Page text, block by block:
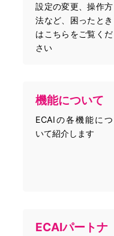
設定の変更、操作方
法など、困ったとき
はこちらをご覧くだ
さい
機能について
ECAIの各機能につ
いて紹介します
ECAIパートナ